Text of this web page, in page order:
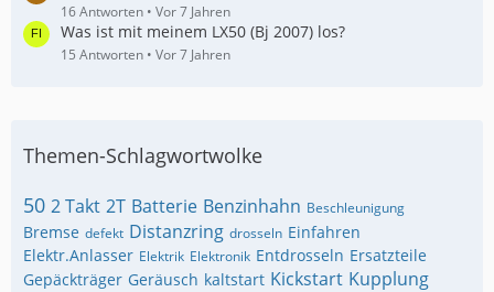
16 Antworten Vor 7 Jahren
Was ist mit meinem LX50 (Bj 2007) los?
15 Antworten Vor 7 Jahren
Themen-Schlagwortwolke
50 2 Takt 2T Batterie Benzinhahn Beschleunigung
Bremse defekt Distanzring drosseln Einfahren
Elektr.Anlasser Elektrik Elektronik Entdrosseln Ersatzteile
Gepäckträger Geräusch kaltstart Kickstart Kupplung